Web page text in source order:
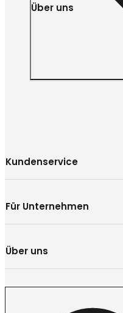
Über uns
Kundenservice
Für Unternehmen
Über uns